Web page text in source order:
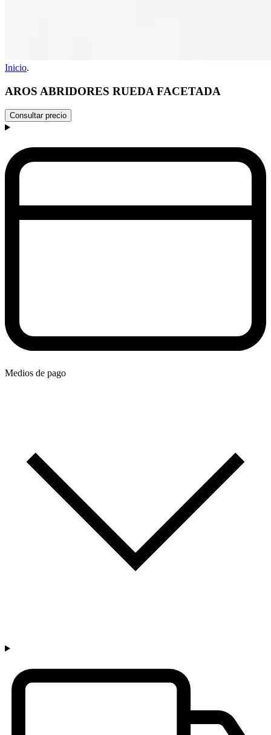
Inicio.
AROS ABRIDORES RUEDA FACETADA
Consultar precio
Medios de pago